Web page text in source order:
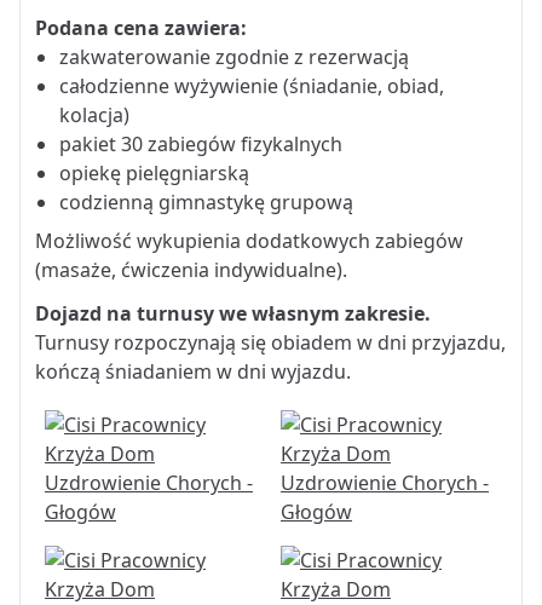
Podana cena zawiera:
zakwaterowanie zgodnie z rezerwacją
całodzienne wyżywienie (śniadanie, obiad,
kolacja)
pakiet 30 zabiegów fizykalnych
opiekę pielęgniarską
codzienną gimnastykę grupową
Możliwość wykupienia dodatkowych zabiegów
(masaże, ćwiczenia indywidualne).
Dojazd na turnusy we własnym zakresie.
Turnusy rozpoczynają się obiadem w dni przyjazdu,
kończą śniadaniem w dni wyjazdu.